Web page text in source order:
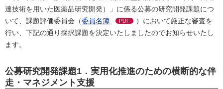
達技術を用いた医薬品研究開発）」に係る公募の研究開発課題につ
いて、課題評価委員会（委員名簿 PDF
）において厳正な審査を
行い、下記の通り採択課題を決定いたしましたのでお知らせいたし
ます。
公募研究開発課題1．実用化推進のための横断的な伴
走・マネジメント支援